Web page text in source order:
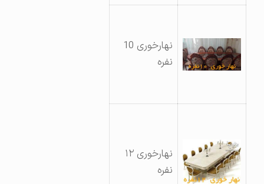
نهارخوری 10
نفره
نهارخوری ۱۲
نفره